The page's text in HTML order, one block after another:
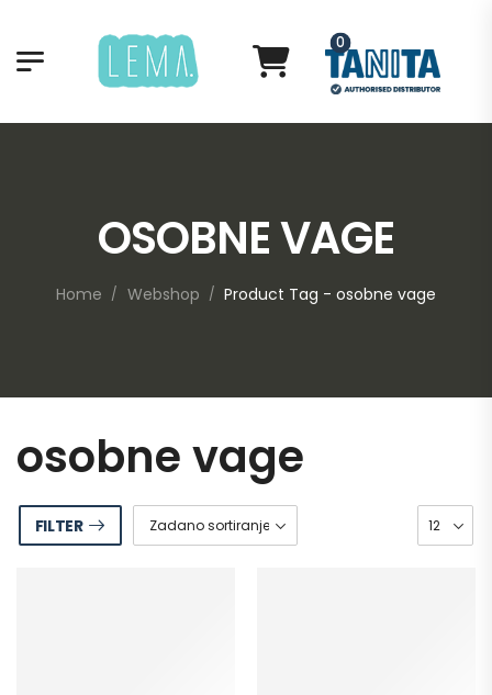
0
OSOBNE VAGE
Home / Webshop / Product Tag - osobne vage
osobne vage
FILTER